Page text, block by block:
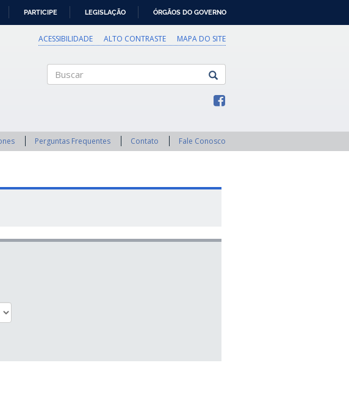
PARTICIPE LEGISLAÇÃO ÓRGÃOS DO GOVERNO
ACESSIBILIDADE ALTO CONTRASTE MAPA DO SITE
Perguntas Frequentes Contato Fale Conosco